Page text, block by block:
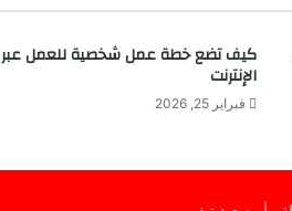
كيف تضع خطة عمل شخصية للعمل عبر
الإنترنت
فبراير 25, 2026